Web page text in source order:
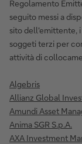
Regolamento
seguito messi a
sito dell'emittente,
soggeti terzi per
attività di
Algebris
Allianz Global
Amundi Asset
Anima SGR S.p.A.
AXA Investment